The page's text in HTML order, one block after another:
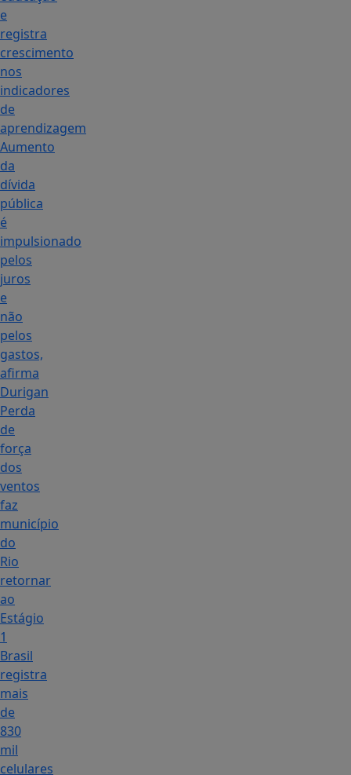
e
registra
crescimento
nos
indicadores
de
aprendizagem
Aumento
da
dívida
pública
é
impulsionado
pelos
juros
e
não
pelos
gastos,
afirma
Durigan
Perda
de
força
dos
ventos
faz
município
do
Rio
retornar
ao
Estágio
1
Brasil
registra
mais
de
830
mil
celulares